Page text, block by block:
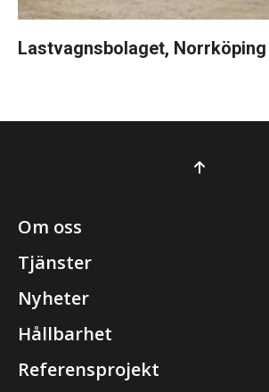
Lastvagnsbolaget, Norrköping
Om oss
Tjänster
Nyheter
Hållbarhet
Referensprojekt